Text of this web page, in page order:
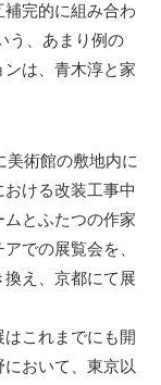
完的に組み合わ
う、あまり例の
は、青木淳と家
美術館の敷地内に
ける改装工事中
とふたつの作家
での展覧会を、
え、京都にて展
これまでにも開
おいて、東京以